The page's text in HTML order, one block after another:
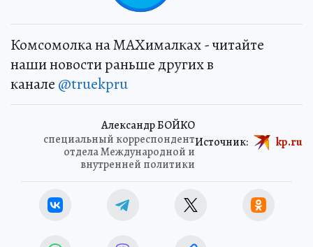
Комсомолка на MAXималках - читайте
наши новости раньше других в
канале @truekpru
Александр БОЙКО
специальный корреспондент
отдела Международной и
внутренней политики
Источник: kp.ru